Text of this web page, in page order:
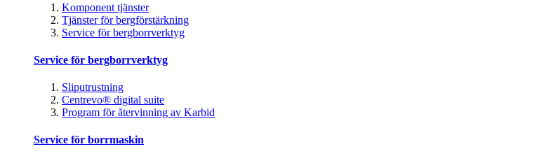
Komponent tjänster
Tjänster för bergförstärkning
Service för bergborrverktyg
Service för bergborrverktyg
Sliputrustning
Centrevo® digital suite
Program för återvinning av Karbid
Service för borrmaskin